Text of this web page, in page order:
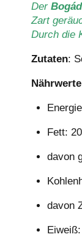
Der
Zart
Durch die
Zutaten:
Fett:
davon
davon